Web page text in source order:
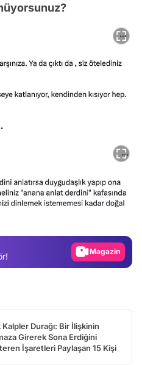
Video
Magazin
Kalpler Durağı: Bir İlişkinin
Girerek Sona Erdiğini
İşaretleri Paylaşan 15 Kişi